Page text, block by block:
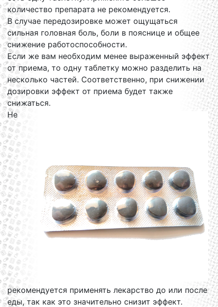
количество препарата не рекомендуется.
В случае передозировке может ощущаться
сильная головная боль, боли в пояснице и общее
снижение работоспособности.
Если же вам необходим менее выраженный эффект
от приема, то одну таблетку можно разделить на
несколько частей. Соответственно, при снижении
дозировки эффект от приема будет также
снижаться.
Не
рекомендуется применять лекарство до или после
еды, так как это значительно снизит эффект.